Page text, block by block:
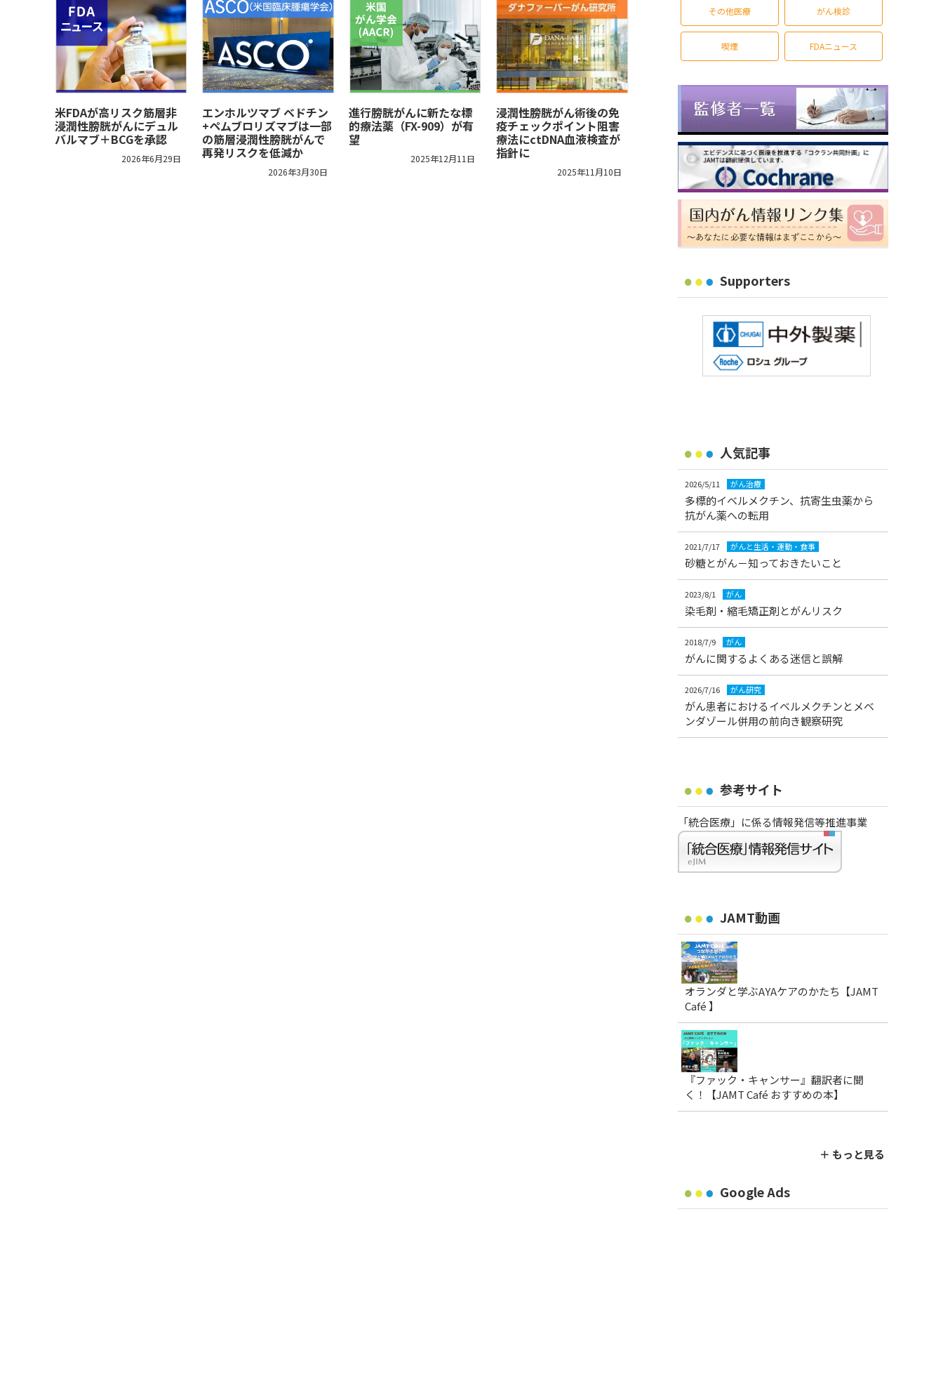
米FDAが高リスク筋層非
浸潤性膀胱がんにデュル
バルマブ＋BCGを承認
2026年6月29日
エンホルツマブ ベドチン
+ペムブロリズマブは一部
の筋層浸潤性膀胱がんで
再発リスクを低減か
2026年3月30日
進行膀胱がんに新たな標
的療法薬（FX-909）が有
望
2025年12月11日
浸潤性膀胱がん術後の免
疫チェックポイント阻害
療法にctDNA血液検査が
指針に
2025年11月10日
その他医療 がん検診
喫煙 FDAニュース
Supporters
人気記事
2026/5/11 がん治療
多標的イベルメクチン、抗寄生虫薬から
抗がん薬への転用
2021/7/17 がんと生活・運動・食事
砂糖とがん－知っておきたいこと
2023/8/1 がん
染毛剤・縮毛矯正剤とがんリスク
2018/7/9 がん
がんに関するよくある迷信と誤解
2026/7/16 がん研究
がん患者におけるイベルメクチンとメベ
ンダゾール併用の前向き観察研究
参考サイト
「統合医療」に係る情報発信等推進事業
JAMT動画
オランダと学ぶAYAケアのかたち【JAMT
Café 】
『ファック・キャンサー』翻訳者に聞
く！【JAMT Café おすすめの本】
＋ もっと見る
Google Ads